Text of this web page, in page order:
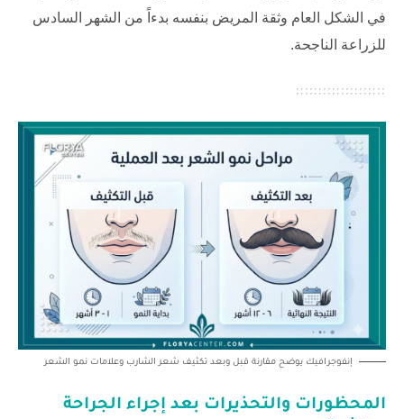
في الشكل العام وثقة المريض بنفسه بدءاً من الشهر السادس
للزراعة الناجحة.
إنفوجرافيك يوضح مقارنة قبل وبعد تكثيف شعر الشارب وعلامات نمو الشعر
المحظورات والتحذيرات بعد إجراء الجراحة